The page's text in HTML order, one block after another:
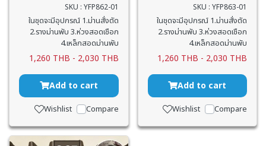
SKU : YFP862-01
ในชุดจะมีอุปกรณ์ 1.ม่านสั่งตัด
2.รางม่านพับ 3.ห่วงสอดเชือก
4.เหล็กสอดม่านพับ
1,260 THB - 2,030 THB
Add to cart
Wishlist Compare
SKU : YFP863-01
ในชุดจะมีอุปกรณ์ 1.ม่านสั่งตัด
2.รางม่านพับ 3.ห่วงสอดเชือก
4.เหล็กสอดม่านพับ
1,260 THB - 2,030 THB
Add to cart
Wishlist Compare